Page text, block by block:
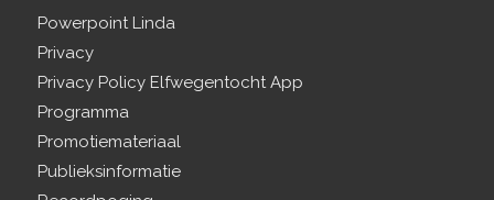
Powerpoint Linda
Privacy
Privacy Policy Elfwegentocht App
Programma
Promotiemateriaal
Publieksinformatie